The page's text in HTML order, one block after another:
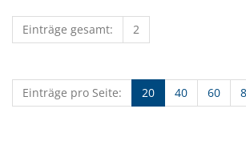
Einträge gesamt: 2
Einträge pro Seite: 20 40 60